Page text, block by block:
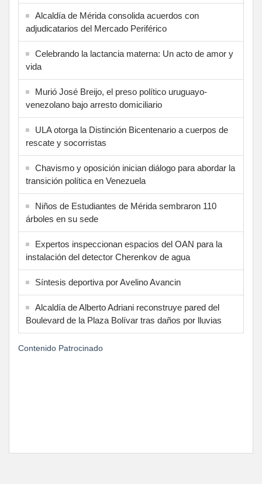
Alcaldía de Mérida consolida acuerdos con
adjudicatarios del Mercado Periférico
Celebrando la lactancia materna: Un acto de amor y
vida
Murió José Breijo, el preso político uruguayo-
venezolano bajo arresto domiciliario
ULA otorga la Distinción Bicentenario a cuerpos de
rescate y socorristas
Chavismo y oposición inician diálogo para abordar la
transición política en Venezuela
Niños de Estudiantes de Mérida sembraron 110
árboles en su sede
Expertos inspeccionan espacios del OAN para la
instalación del detector Cherenkov de agua
Síntesis deportiva por Avelino Avancin
Alcaldía de Alberto Adriani reconstruye pared del
Boulevard de la Plaza Bolívar tras daños por lluvias
Contenido Patrocinado